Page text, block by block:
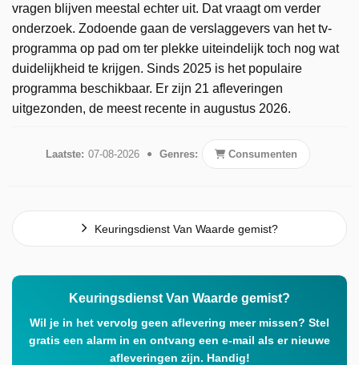
vragen blijven meestal echter uit. Dat vraagt om verder
onderzoek. Zodoende gaan de verslaggevers van het tv-
programma op pad om ter plekke uiteindelijk toch nog wat
duidelijkheid te krijgen. Sinds 2025 is het populaire
programma beschikbaar. Er zijn 21 afleveringen
uitgezonden, de meest recente in augustus 2026.
Laatste: 07-08-2026 Genres: Consumenten
Keuringsdienst Van Waarde gemist?
Keuringsdienst Van Waarde gemist?
Wil je in het vervolg geen aflevering meer missen? Stel
gratis een alarm in en ontvang een e-mail als er nieuwe
afleveringen zijn. Handig!